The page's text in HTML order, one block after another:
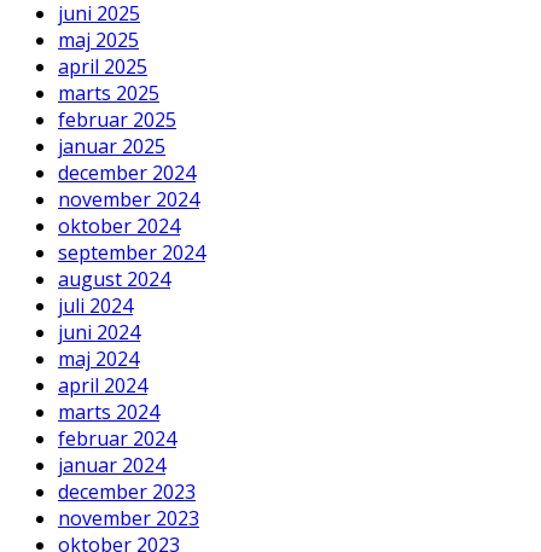
juni 2025
maj 2025
april 2025
marts 2025
februar 2025
januar 2025
december 2024
november 2024
oktober 2024
september 2024
august 2024
juli 2024
juni 2024
maj 2024
april 2024
marts 2024
februar 2024
januar 2024
december 2023
november 2023
oktober 2023